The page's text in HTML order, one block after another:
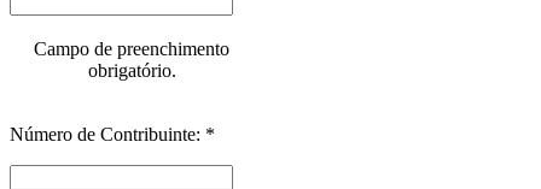
Campo de preenchimento
obrigatório.
Número de Contribuinte: *